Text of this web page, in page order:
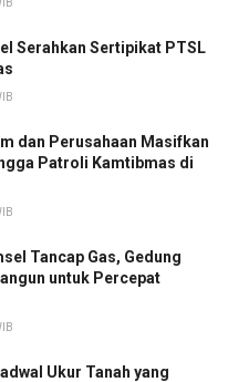
Serahkan Sertipikat PTSL
dan Perusahaan Masifkan
Patroli Kamtibmas di
Tancap Gas, Gedung
untuk Percepat
Ukur Tanah yang